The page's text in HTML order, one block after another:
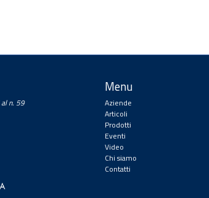
n. 59
Menu
Aziende
Articoli
Prodotti
Eventi
Video
Chi siamo
Contatti